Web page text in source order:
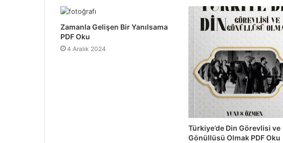
Zamanla Gelişen Bir Yanılsama
PDF Oku
4 Aralık 2024
Türkiye’de Din Görevlisi ve
Gönüllüsü Olmak PDF Oku